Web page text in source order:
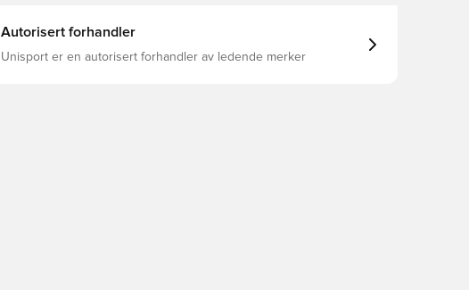
Autorisert forhandler
Unisport er en autorisert forhandler av ledende merker